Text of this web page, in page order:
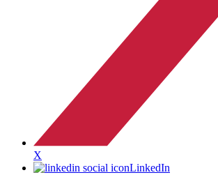
X
LinkedIn